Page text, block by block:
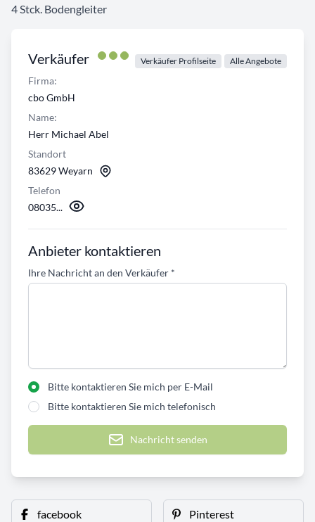
Verkäufer Verkäufer Profilseite Alle Angebote
Firma:
cbo GmbH
Name:
Herr Michael Abel
Standort
83629 Weyarn
Telefon
08035...
Anbieter kontaktieren
Ihre Nachricht an den Verkäufer *
Bitte kontaktieren Sie mich per E-Mail
Bitte kontaktieren Sie mich telefonisch
Nachricht senden
4 Stck. Bodengleiter
facebook Pinterest